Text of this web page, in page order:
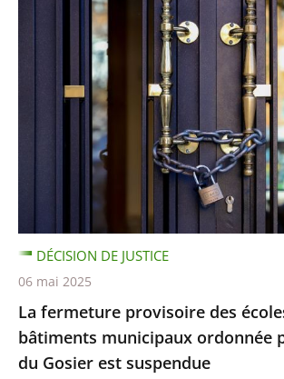
La fermeture provisoire des
bâtiments municipaux ordonnée
du Gosier est suspendue
DÉCISION DE JUSTICE
06 mai 2025